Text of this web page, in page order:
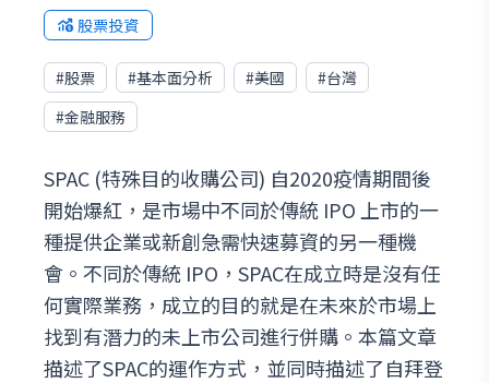
股票投資
#股票 #基本面分析 #美國 #台灣
#金融服務
SPAC (特殊目的收購公司) 自2020疫情期間後
開始爆紅，是市場中不同於傳統 IPO 上市的一
種提供企業或新創急需快速募資的另一種機
會。不同於傳統 IPO，SPAC在成立時是沒有任
何實際業務，成立的目的就是在未來於市場上
找到有潛力的未上市公司進行併購。本篇文章
描述了SPAC的運作方式，並同時描述了自拜登